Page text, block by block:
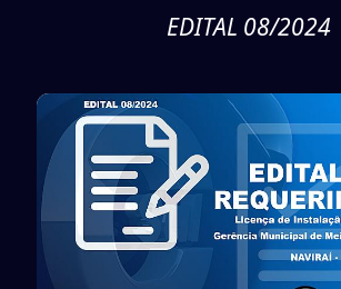
EDITAL 08/2024